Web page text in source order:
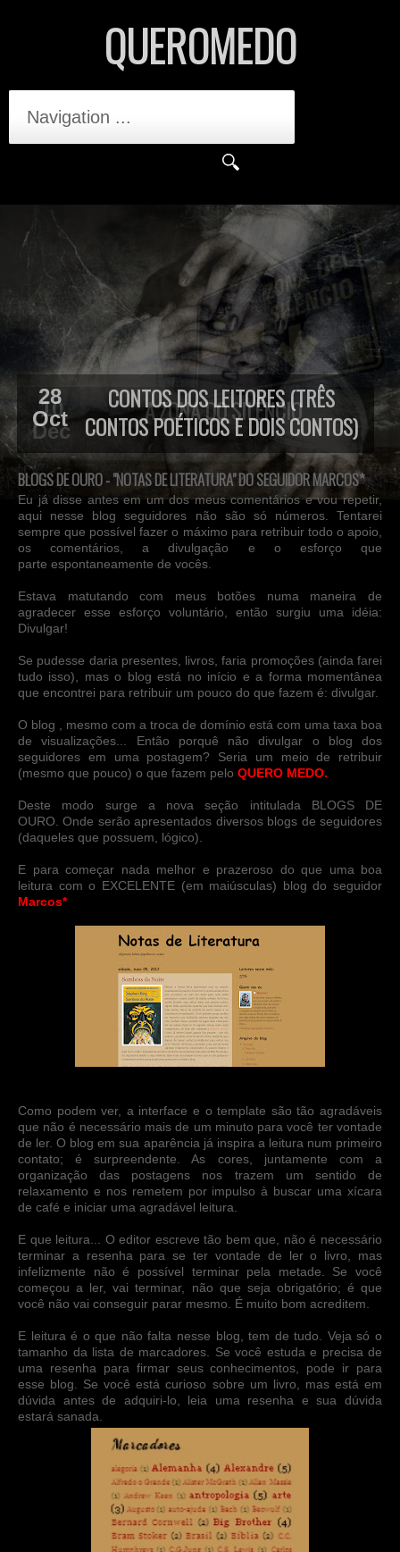
QUEROMEDO
Navigation ...
28
Oct
CONTOS DOS LEITORES (TRÊS
CONTOS POÉTICOS E DOIS CONTOS)
BLOGS DE OURO - "NOTAS DE LITERATURA" DO SEGUIDOR MARCOS*
Eu já disse antes em um dos meus comentários e vou repetir,
aqui nesse blog seguidores não são só números. Tentarei
sempre que possível fazer o máximo para retribuir todo o apoio,
os comentários, a divulgação e o esforço que
parte espontaneamente de vocês.
Estava matutando com meus botões numa maneira de
agradecer esse esforço voluntário, então surgiu uma idéia:
Divulgar!
Se pudesse daria presentes, livros, faria promoções (ainda farei
tudo isso), mas o blog está no início e a forma momentânea
que encontrei para retribuir um pouco do que fazem é: divulgar.
O blog , mesmo com a troca de domínio está com uma taxa boa
de visualizações... Então porquê não divulgar o blog dos
seguidores em uma postagem? Seria um meio de retribuir
(mesmo que pouco) o que fazem pelo QUERO MEDO.
Deste modo surge a nova seção intitulada BLOGS DE
OURO. Onde serão apresentados diversos blogs de seguidores
(daqueles que possuem, lógico).
E para começar nada melhor e prazeroso do que uma boa
leitura com o EXCELENTE (em maiúsculas) blog do seguidor
Marcos*
Como podem ver, a interface e o template são tão agradáveis
que não é necessário mais de um minuto para você ter vontade
de ler. O blog em sua aparência já inspira a leitura num primeiro
contato; é surpreendente. As cores, juntamente com a
organização das postagens nos trazem um sentido de
relaxamento e nos remetem por impulso à buscar uma xícara
de café e iniciar uma agradável leitura.
E que leitura... O editor escreve tão bem que, não é necessário
terminar a resenha para se ter vontade de ler o livro, mas
infelizmente não é possível terminar pela metade. Se você
começou a ler, vai terminar, não que seja obrigatório; é que
você não vai conseguir parar mesmo. É muito bom acreditem.
E leitura é o que não falta nesse blog, tem de tudo. Veja só o
tamanho da lista de marcadores. Se você estuda e precisa de
uma resenha para firmar seus conhecimentos, pode ir para
esse blog. Se você está curioso sobre um livro, mas está em
dúvida antes de adquiri-lo, leia uma resenha e sua dúvida
estará sanada.